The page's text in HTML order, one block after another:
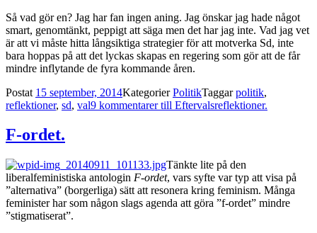
Så vad gör en? Jag har fan ingen aning. Jag önskar jag hade något
smart, genomtänkt, peppigt att säga men det har jag inte. Vad jag vet
är att vi måste hitta långsiktiga strategier för att motverka Sd, inte
bara hoppas på att det lyckas skapas en regering som gör att de får
mindre inflytande de fyra kommande åren.
Postat 15 september, 2014KategorierPolitikTaggarpolitik,
reflektioner, sd, val9 kommentarertill Eftervalsreflektioner.
F-ordet.
Tänkte lite på den
liberalfeministiska antologin F-ordet, vars syfte var typ att visa på
”alternativa” (borgerliga) sätt att resonera kring feminism. Många
feminister har som någon slags agenda att göra ”f-ordet” mindre
”stigmatiserat”.